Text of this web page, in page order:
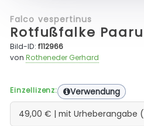
Falco vespertinus
Rotfußfalke
Bild-ID:f112966
vonRotheneder Gerhard
Einzellizenz: Verwendung